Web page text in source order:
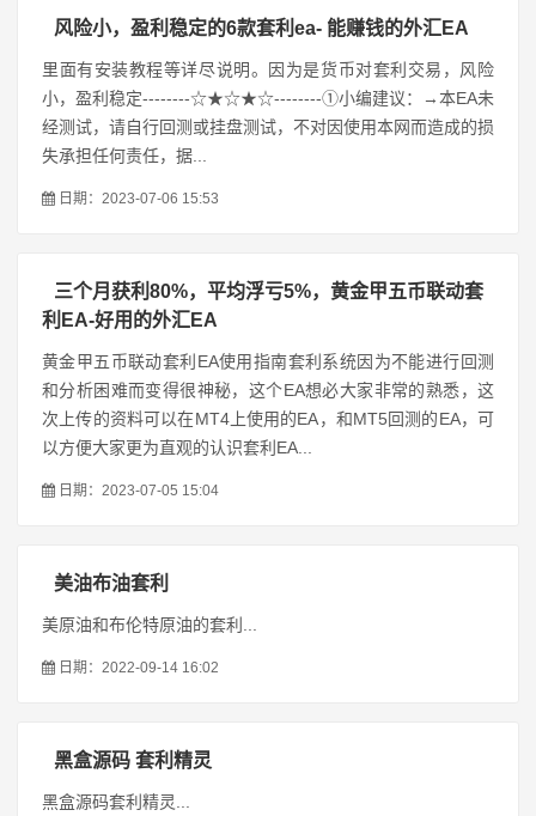
风险小，盈利稳定的6款套利ea- 能赚钱的外汇EA
里面有安装教程等详尽说明。因为是货币对套利交易，风险
小，盈利稳定--------☆★☆★☆--------①小编建议：→本EA未
经测试，请自行回测或挂盘测试，不对因使用本网而造成的损
失承担任何责任，据...
日期：2023-07-06 15:53
三个月获利80%，平均浮亏5%，黄金甲五币联动套
利EA-好用的外汇EA
黄金甲五币联动套利EA使用指南套利系统因为不能进行回测
和分析困难而变得很神秘，这个EA想必大家非常的熟悉，这
次上传的资料可以在MT4上使用的EA，和MT5回测的EA，可
以方便大家更为直观的认识套利EA...
日期：2023-07-05 15:04
美油布油套利
美原油和布伦特原油的套利...
日期：2022-09-14 16:02
黑盒源码 套利精灵
黑盒源码套利精灵...